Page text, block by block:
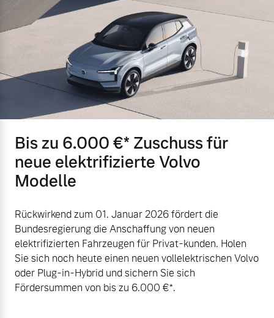
Bis zu 6.000 €⁠* Zuschuss für
neue elektrifizierte Volvo
Modelle
Rückwirkend zum 01. Januar 2026 fördert die
Bundesregierung die Anschaffung von neuen
elektrifizierten Fahrzeugen für Privat-kunden. Holen
Sie sich noch heute einen neuen vollelektrischen Volvo
oder Plug-in-Hybrid und sichern Sie sich
Fördersummen von bis zu 6.000 €⁠*.